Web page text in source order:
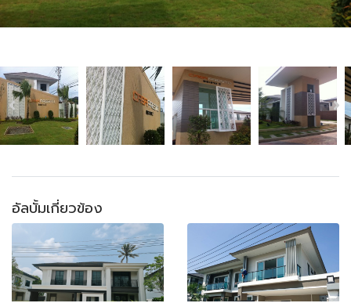
อัลบั้มเกี่ยวข้อง